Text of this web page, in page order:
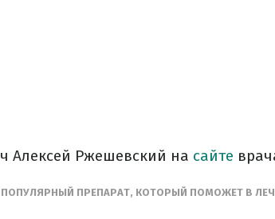
Алексей Ржешевский на сайте
ПОПУЛЯРНЫЙ ПРЕПАРАТ, КОТОРЫЙ ПОМОЖЕТ В